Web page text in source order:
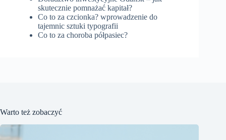
skutecznie pomnażać kapitał?
Co to za czcionka? wprowadzenie do
tajemnic sztuki typografii
Co to za choroba półpasiec?
Warto też zobaczyć